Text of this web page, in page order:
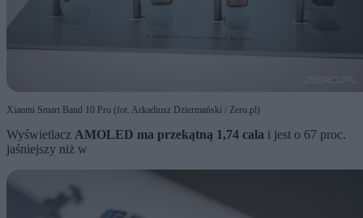
Xiaomi Smart Band 10 Pro (fot. Arkadiusz Dziermański / Zero.pl)
Wyświetlacz AMOLED ma przekątną 1,74 cala i jest o 67 proc.
jaśniejszy niż w